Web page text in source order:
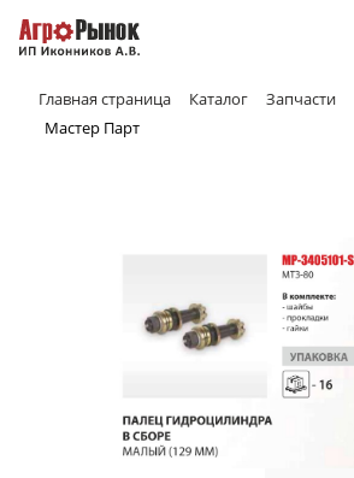
Главная страница Каталог Запчасти
Мастер Парт